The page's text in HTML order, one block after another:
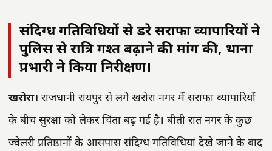
संदिग्ध गतिविधियों से डरे सराफा व्यापारियों ने
पुलिस से रात्रि गश्त बढ़ाने की मांग की, थाना
प्रभारी ने किया निरीक्षण।
खरोरा। राजधानी रायपुर से लगे खरोरा नगर में सराफा व्यापारियों
के बीच सुरक्षा को लेकर चिंता बढ़ गई है। बीती रात नगर के कुछ
ज्वेलरी प्रतिष्ठानों के आसपास संदिग्ध गतिविधियां देखे जाने के बाद